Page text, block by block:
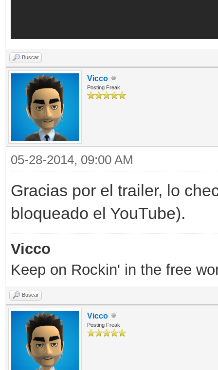
Buscar
Vicco
Posting Freak
05-28-2014, 09:00 AM
Gracias por el trailer, lo
bloqueado el YouTube).
Vicco
Keep on Rockin' in the free
Buscar
Vicco
Posting Freak